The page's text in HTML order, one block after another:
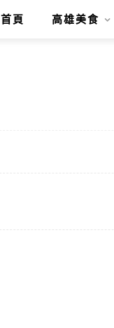
首頁 高雄美食